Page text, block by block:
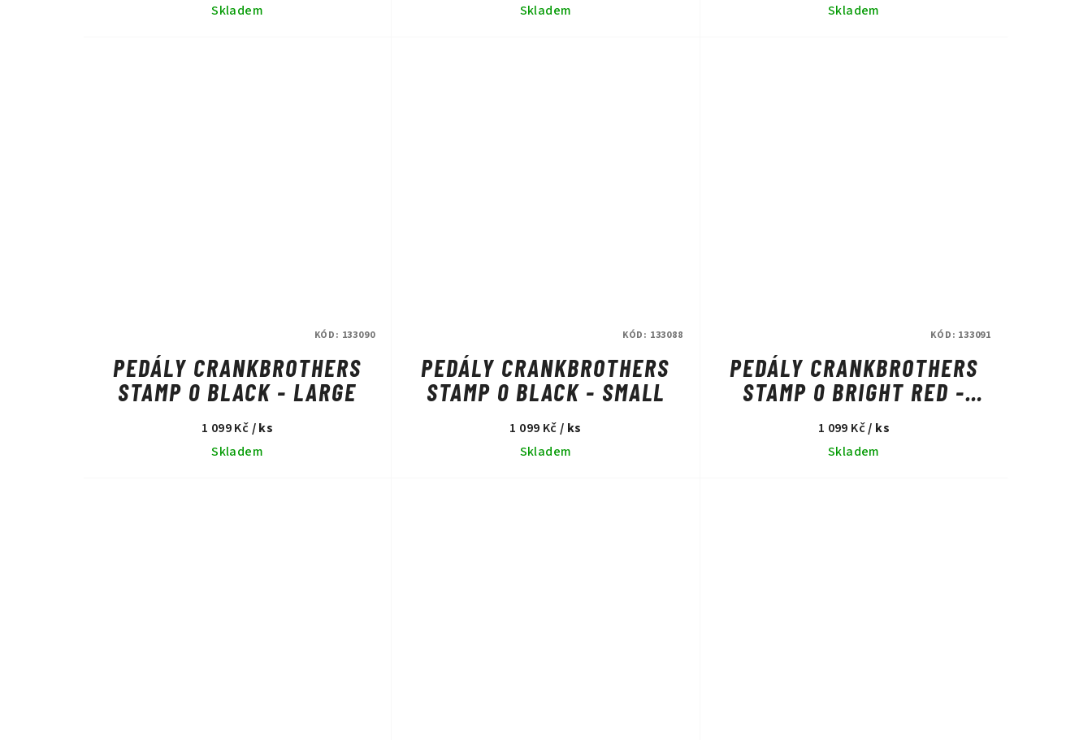
Skladem
Skladem
Skladem
PEDÁLY CRANKBROTHERS
STAMP 0 BLACK - LARGE
1 099 Kč/ ks
Skladem
KÓD: 133090
PEDÁLY CRANKBROTHERS
STAMP 0 BLACK - SMALL
1 099 Kč/ ks
Skladem
KÓD: 133088
PEDÁLY CRANKBROTHERS
STAMP 0 BRIGHT RED -
LARGE
1 099 Kč/ ks
Skladem
KÓD: 133091